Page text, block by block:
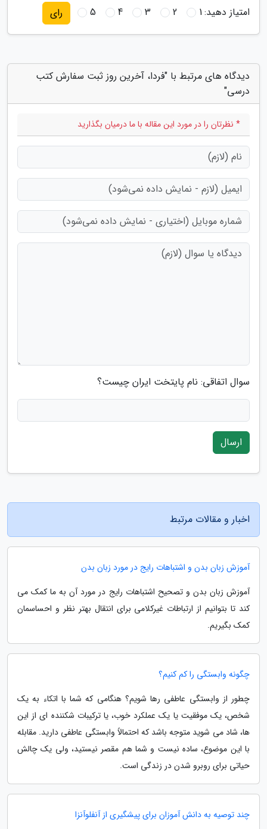
امتیاز دهید:1
2
3
4
5 رای
دیدگاه های مرتبط با "فردا، آخرین روز ثبت سفارش کتب
درسی"
* نظرتان را در مورد این مقاله با ما درمیان بگذارید
سوال اتفاقی: نام پایتخت ایران چیست؟
ارسال
اخبار و مقالات مرتبط
آموزش زبان بدن و اشتباهات رایج در مورد زبان بدن
آموزش زبان بدن و تصحیح اشتباهات رایج در مورد آن به ما کمک می
کند تا بتوانیم از ارتباطات غیرکلامی برای انتقال بهتر نظر و احساسمان
کمک بگیریم.
چگونه وابستگی را کم کنیم؟
چطور از وابستگی عاطفی رها شویم؟ هنگامی که شما با اتکاء به یک
شخص، یک موفقیت یا یک عملکرد خوب، یا ترکیبات شکننده ای از این
ها، شاد می شوید متوجه باشد که احتمالاً وابستگی عاطفی دارید. مقابله
با این موضوع، ساده نیست و شما هم مقصر نیستید، ولی یک چالش
حیاتی برای روبرو شدن در زندگی است.
چند توصیه به دانش آموزان برای پیشگیری از آنفلوآنزا